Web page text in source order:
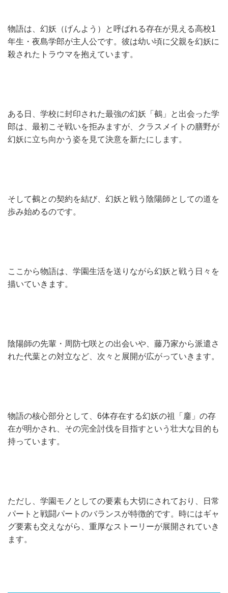
物語は、幻妖（げんよう）と呼ばれる存在が見える高校1
年生・夜島学郎が主人公です。彼は幼い頃に父親を幻妖に
殺されたトラウマを抱えています。
ある日、学校に封印された最強の幻妖「鵺」と出会った学
郎は、最初こそ戦いを拒みますが、クラスメイトの膳野が
幻妖に立ち向かう姿を見て決意を新たにします。
そして鵺との契約を結び、幻妖と戦う陰陽師としての道を
歩み始めるのです。
ここから物語は、学園生活を送りながら幻妖と戦う日々を
描いていきます。
陰陽師の先輩・周防七咲との出会いや、藤乃家から派遣さ
れた代葉との対立など、次々と展開が広がっていきます。
物語の核心部分として、6体存在する幻妖の祖「鏖」の存
在が明かされ、その完全討伐を目指すという壮大な目的も
持っています。
ただし、学園モノとしての要素も大切にされており、日常
パートと戦闘パートのバランスが特徴的です。時にはギャ
グ要素も交えながら、重厚なストーリーが展開されていき
ます。